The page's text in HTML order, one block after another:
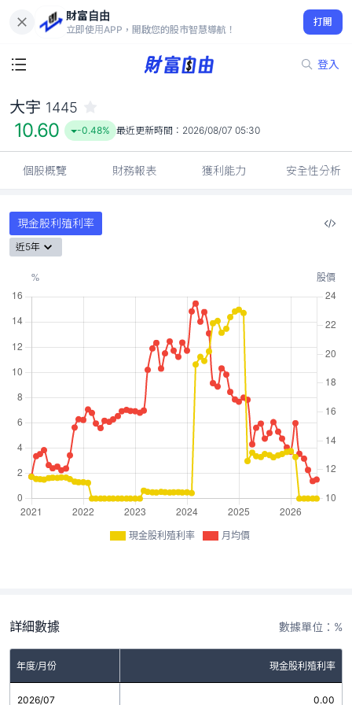
財富自由
立即使用APP，開啟您的股市智慧導航！
打開
登入
10.60
-0.48%
大宇 1445
10.60 -0.48% 最近更新時間： 2026/08/07 05:30
個股概覽 財務報表 獲利能力 安全性分析
現金股利殖利率
近5年
現金股利殖利率 月均價
詳細數據 數據單位：%
年度/月份 現金股利殖利率
2026/07 0.00